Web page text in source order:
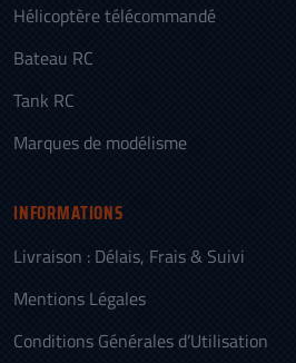
Hélicoptère télécommandé
Bateau RC
Tank RC
Marques de modélisme
INFORMATIONS
Livraison : Délais, Frais & Suivi
Mentions Légales
Conditions Générales d’Utilisation